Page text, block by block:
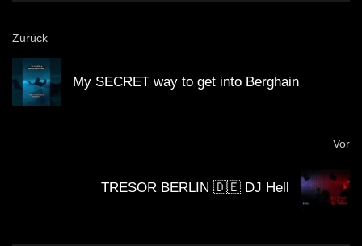
Zurück
My SECRET way to get into Berghain
Vor
TRESOR BERLIN 🇩🇪 DJ Hell